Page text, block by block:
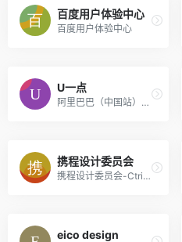
百度用户体验中心
百度用户体验中心
U一点
阿里巴巴（中国站）用户体验设计部博客U一点设计 UED团队
携程设计委员会
携程设计委员会-Ctrip Design Committee
eico design